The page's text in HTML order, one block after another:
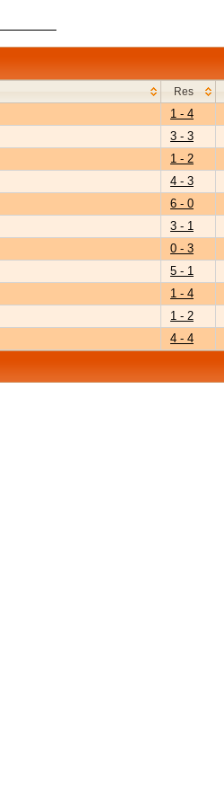
Res
1 - 4
3 - 3
1 - 2
4 - 3
6 - 0
3 - 1
0 - 3
5 - 1
1 - 4
1 - 2
4 - 4